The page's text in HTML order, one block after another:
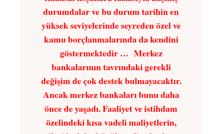
durumdalar ve bu durum tarihin en
yüksek seviyelerinde seyreden özel ve
kamu borçlanmalarında da kendini
göstermektedir … Merkez
bankalarının tavrındaki gerekli
değişim de çok destek bulmayacaktır.
Ancak merkez bankaları bunu daha
önce de yaşadı. Faaliyet ve istihdam
özelindeki kısa vadeli maliyetlerin,